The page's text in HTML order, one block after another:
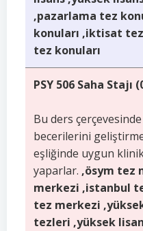
,pazarlama tez
konuları ,iktisat
tez konuları
PSY 506 Saha Stajı
Bu ders
becerilerini
eşliğinde uygun
yaparlar. ,ösym tez
merkezi ,istanbul
tez merkezi
tezleri ,yüksek